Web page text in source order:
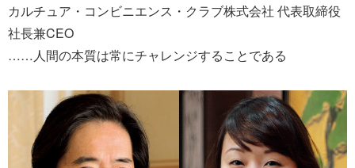
カルチュア・コンビニエンス・クラブ株式会社 代表取締役
社長兼CEO
……人間の本質は常にチャレンジすることである